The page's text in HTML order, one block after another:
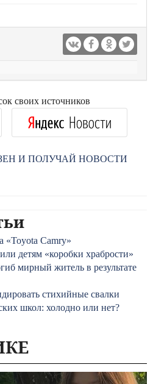
своих источников
И ПОЛУЧАЙ НОВОСТИ
«Toyota Camry»
детям «коробки храбрости»
мирный житель в результате
стихийные свалки
школ: холодно или нет?